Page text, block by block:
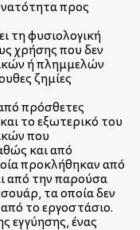
προς
τη φυσιολογική
χρήσης που δεν
ή πλημμελών
ζημίες
πρόσθετες
το εξωτερικό του
που
και από
προκλήθηκαν από
από την παρούσα
τα οποία δεν
το εργοστάσιο.
εγγύησης, ένας